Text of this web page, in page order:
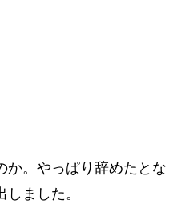
か。やっぱり辞めたとな
ました。